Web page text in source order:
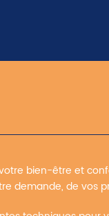
bien-être et
demande, de vos